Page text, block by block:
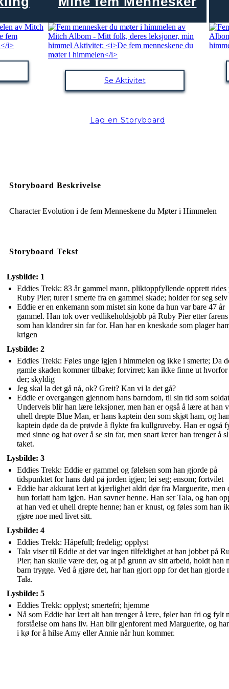
Se Aktivitet
Lag en Storyboard
Storyboard Beskrivelse
Character Evolution i de fem Menneskene du Møter i Himmelen
Storyboard Tekst
Lysbilde: 1
Eddies Trekk: 83 år gammel mann, pliktoppfyllende opprett rides
Ruby Pier; turer i smerte fra en gammel skade; holder for seg selv
Eddie er en enkemann som mistet sin kone da hun var bare 47 år
gammel. Han tok over vedlikeholdsjobb på Ruby Pier etter
som han klandrer sin far for. Han har en kneskade som plager
krigen
Lysbilde: 2
Eddies Trekk: Føles unge igjen i himmelen og ikke i smerte; Da
gamle skaden kommer tilbake; forvirret; kan ikke finne ut hvorfor
der; skyldig
Jeg skal la det gå nå, ok? Greit? Kan vi la det gå?
Eddie er overgangen gjennom hans barndom, til sin tid som
Underveis blir han lære leksjoner, men han er også å lære at han
uhell drepte Blue Man, er hans kaptein den som skjøt ham, og
kaptein døde da de prøvde å flykte fra kullgruveby. Han er også
med sinne og hat over å se sin far, men snart lærer han trenger å
taket.
Lysbilde: 3
Eddies Trekk: Eddie er gammel og følelsen som han gjorde på
tidspunktet for hans død på jorden igjen; lei seg; ensom; fortvilet
Eddie har akkurat lært at kjærlighet aldri dør fra Marguerite, men
hun forlatt ham igjen. Han savner henne. Han ser Tala, og han
at han ved et uhell drepte henne; han er knust, og føles som han
gjøre noe med livet sitt.
Lysbilde: 4
Eddies Trekk: Håpefull; fredelig; opplyst
Tala viser til Eddie at det var ingen tilfeldighet at han jobbet på
Pier; han skulle være der, og at på grunn av sitt arbeid, holdt han
barn trygge. Ved å gjøre det, har han gjort opp for det han gjorde
Tala.
Lysbilde: 5
Eddies Trekk: opplyst; smertefri; hjemme
Nå som Eddie har lært alt han trenger å lære, føler han fri og fylt
forståelse om hans liv. Han blir gjenforent med Marguerite, og
i kø for å hilse Amy eller Annie når hun kommer.